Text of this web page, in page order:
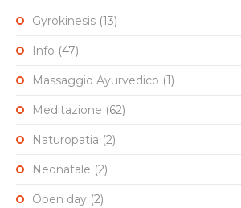
Gyrokinesis (13)
Info (47)
Massaggio Ayurvedico (1)
Meditazione (62)
Naturopatia (2)
Neonatale (2)
Open day (2)